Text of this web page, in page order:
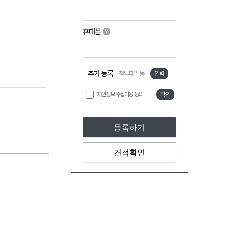
휴대폰
추가 등록 첨부파일 등 입력
개인정보 수집이용 동의 확인
등록하기
견적확인